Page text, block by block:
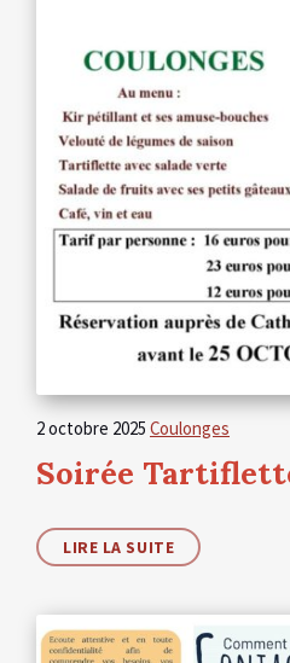
2 octobre 2025 Coulonges
Soirée
LIRE LA SUITE